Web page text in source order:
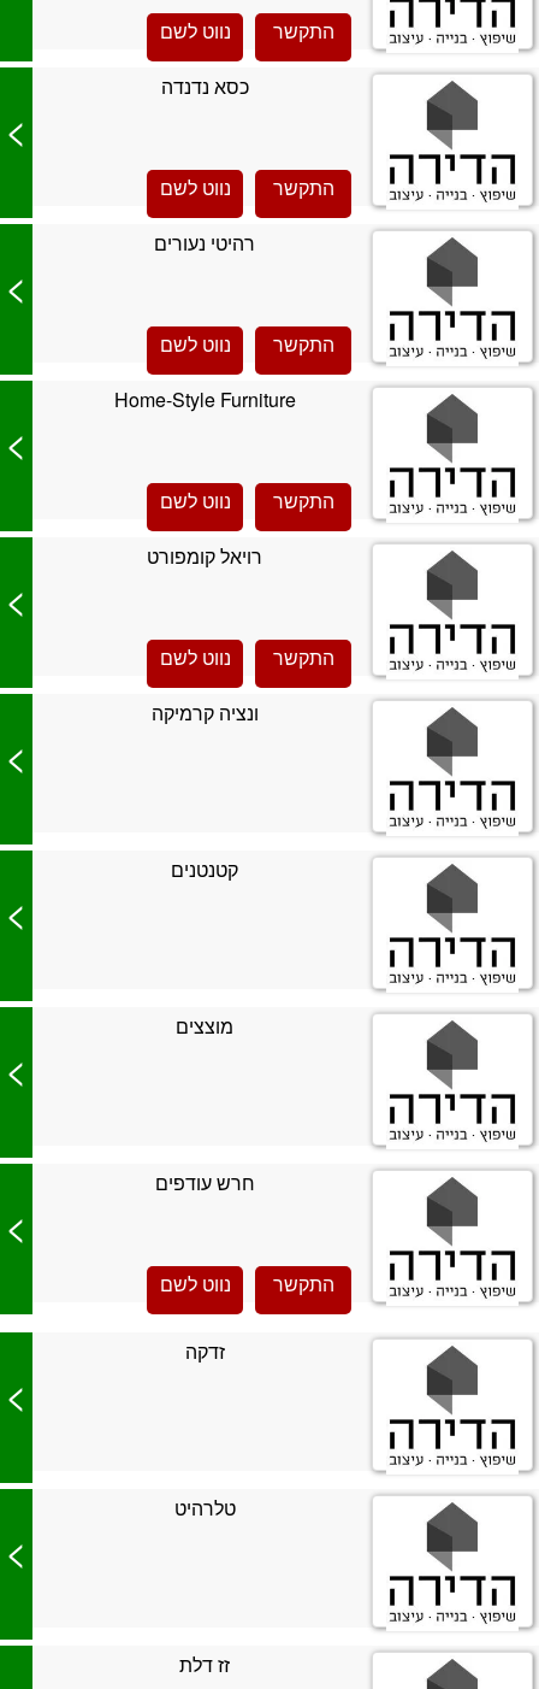
התקשר נווט לשם
כסא נדנדה
התקשר נווט לשם
>
רהיטי נעורים
התקשר נווט לשם
>
Home-Style Furniture
התקשר נווט לשם
>
רויאל קומפורט
התקשר נווט לשם
>
ונציה קרמיקה
>
קטנטנים
>
מוצצים
>
חרש עודפים
התקשר נווט לשם
>
זדקה
>
טלרהיט
>
זז דלת